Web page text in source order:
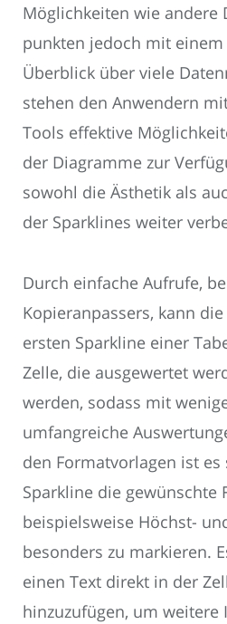
Möglichkeiten wie andere
punkten jedoch mit
Überblick über viele
stehen den Anwendern
Tools effektive
der Diagramme zur
sowohl die Ästhetik als
der Sparklines weiter
Durch einfache Aufrufe,
Kopieranpassers, kann
ersten Sparkline einer
Zelle, die ausgewertet
werden, sodass mit
umfangreiche
den Formatvorlagen ist
Sparkline die gewünschte
beispielsweise Höchst-
besonders zu markieren.
einen Text direkt in der
hinzuzufügen, um